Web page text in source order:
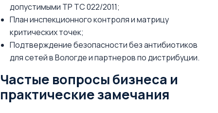
допустимыми ТР ТС 022/2011;
План инспекционного контроля и матрицу
критических точек;
Подтверждение безопасности без антибиотиков
для сетей в Вологде и партнеров по дистрибуции.
Частые вопросы бизнеса и
практические замечания